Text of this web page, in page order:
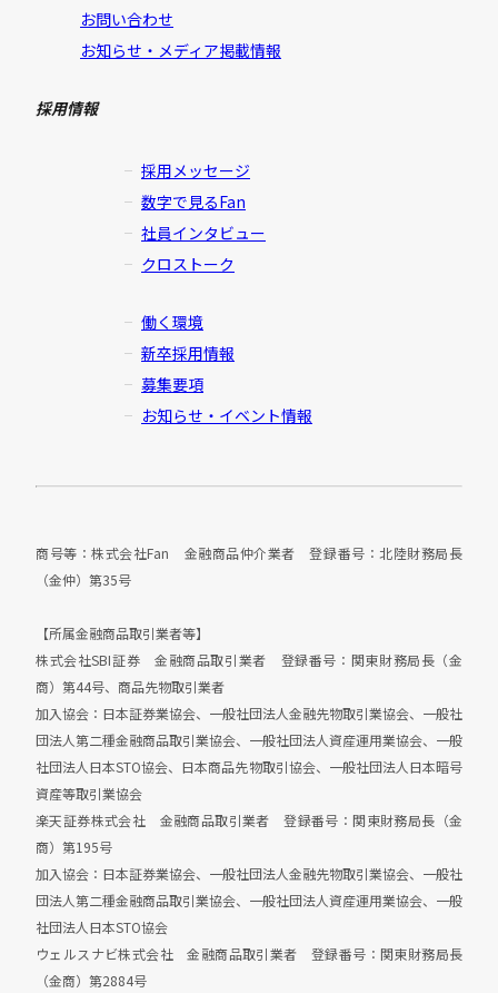
お問い合わせ
お知らせ・メディア掲載情報
採用情報
採用メッセージ
数字で見るFan
社員インタビュー
クロストーク
働く環境
新卒採用情報
募集要項
お知らせ・イベント情報
商号等：株式会社Fan 金融商品仲介業者 登録番号：北陸財務局長
（金仲）第35号
【所属金融商品取引業者等】
株式会社SBI証券 金融商品取引業者 登録番号：関東財務局長（金
商）第44号、商品先物取引業者
加入協会：日本証券業協会、一般社団法人金融先物取引業協会、一般社
団法人第二種金融商品取引業協会、一般社団法人資産運用業協会、一般
社団法人日本STO協会、日本商品先物取引協会、一般社団法人日本暗号
資産等取引業協会
楽天証券株式会社 金融商品取引業者 登録番号：関東財務局長（金
商）第195号
加入協会：日本証券業協会、一般社団法人金融先物取引業協会、一般社
団法人第二種金融商品取引業協会、一般社団法人資産運用業協会、一般
社団法人日本STO協会
ウェルスナビ株式会社 金融商品取引業者 登録番号：関東財務局長
（金商）第2884号